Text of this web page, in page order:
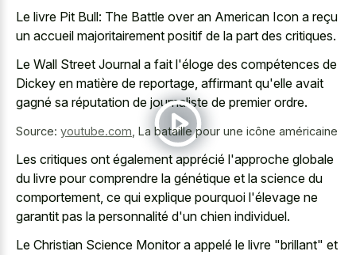
Le livre Pit Bull: The Battle over an American Icon a reçu
un accueil majoritairement positif de la part des critiques.
Le Wall Street Journal a fait l'éloge des compétences de
Dickey en matière de reportage, affirmant qu'elle avait
gagné sa réputation de journaliste de premier ordre.
Source: youtube.com La bataille pour une icône américaine
Les critiques ont également apprécié l'approche globale
du livre pour comprendre la génétique et la science du
comportement, ce qui explique pourquoi l'élevage ne
garantit pas la personnalité d'un chien individuel.
Le Christian Science Monitor a appelé le livre "brillant" et